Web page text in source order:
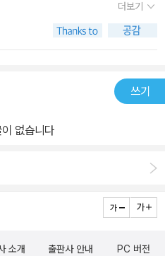
기때문에 일부러 구매해서 보기
더보기
쓰기
없습니다
소개 출판사 안내 PC 버전